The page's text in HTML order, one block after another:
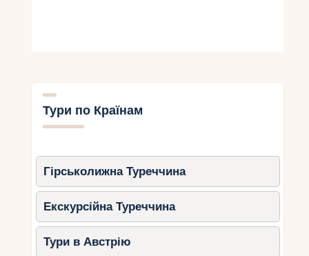
веде до чудового водоспаду.
Piton de la Petite Rivière Noire
острова (828 м).
Що можна побачити?
Рідкісні види птахів, такі як
маврикійський рожевий голуб.
Дикі мавпи та летючі лисиці.
Тури по Країнам
Гірськолижна Туреччина
Екскурсійна Туреччина
Тури в Австрію